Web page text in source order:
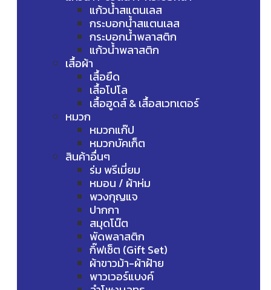
แก้วน้ำสแตนเลส
กระบอกน้ำสแตนเลส
กระบอกน้ำพลาสติก
แก้วน้ำพลาสติก
เสื้อผ้า
เสื้อยืด
เสื้อโปโล
เสื้อฮูดส์ & เสื้อสเวทเตอร์
หมวก
หมวกแก๊ป
หมวกบัคเก็ต
สินค้าอื่นๆ
ร่ม พรีเมี่ยม
หมอน / ผ้าห่ม
พวงกุญแจ
ปากกา
สมุดโน๊ต
พัดพลาสติก
กิ๊ฟเซ็ต (Gift Set)
ผ้าขาวม้า-ผ้าฝ้าย
พาวเวอร์แบงค์